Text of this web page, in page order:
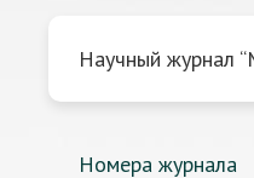
Научный журнал
Номера журнала